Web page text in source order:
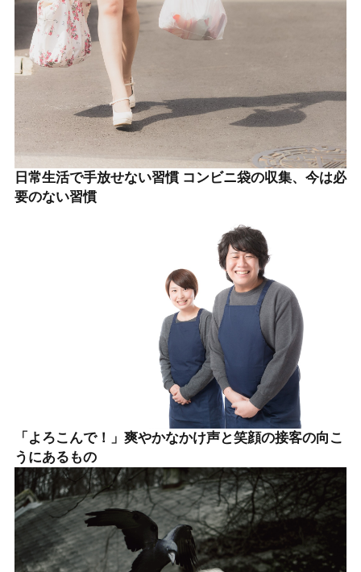
日常生活で手放せない習慣 コンビニ袋の収集、今は必
要のない習慣
「よろこんで！」爽やかなかけ声と笑顔の接客の向こ
うにあるもの